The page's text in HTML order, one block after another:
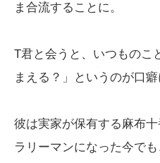
ま合流することに。
T君と会うと、いつものこ
まえる？」というのが口癖
彼は実家が保有する麻布
ラリーマンになった今で